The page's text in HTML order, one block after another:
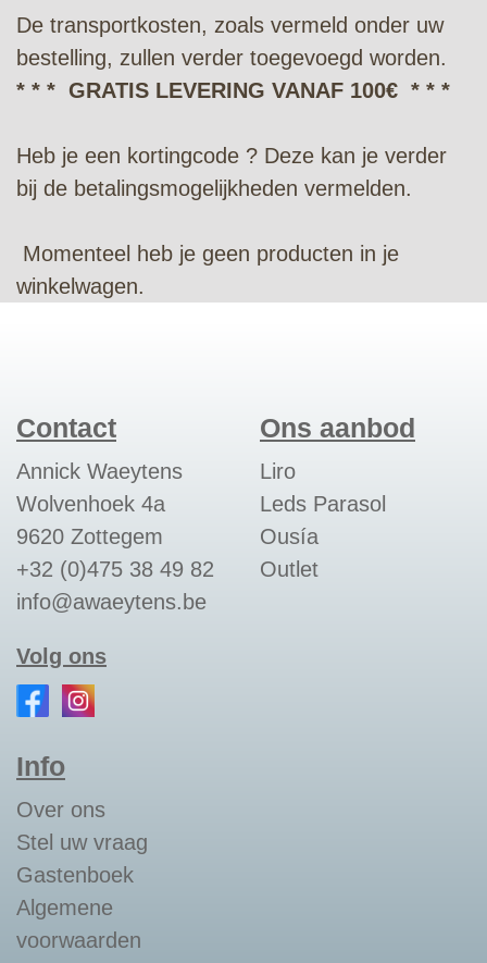
De transportkosten, zoals vermeld onder uw
bestelling, zullen verder toegevoegd worden.
* * * GRATIS LEVERING VANAF 100€ * * *
Heb je een kortingcode ? Deze kan je verder
bij de betalingsmogelijkheden vermelden.
Momenteel heb je geen producten in je
winkelwagen.
Contact
Annick Waeytens
Wolvenhoek 4a
9620 Zottegem
+32 (0)475 38 49 82
info@awaeytens.be
Volg ons
Ons aanbod
Liro
Leds Parasol
Ousía
Outlet
Info
Over ons
Stel uw vraag
Gastenboek
Algemene
voorwaarden